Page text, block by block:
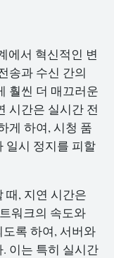
에서 혁신적인 변
송과 수신 간의
훨씬 더 매끄러운
시간은 실시간 전
게 하여, 시청 품
일시 정지를 피할
때, 지연 시간은
워크의 속도와
록 하여, 서버와
이는 특히 실시간